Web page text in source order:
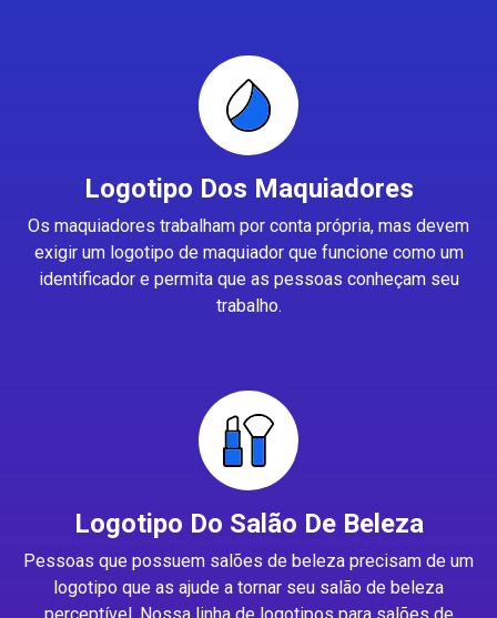
Logotipo Dos Maquiadores
Os maquiadores trabalham por conta própria, mas devem
exigir um logotipo de maquiador que funcione como um
identificador e permita que as pessoas conheçam seu
trabalho.
Logotipo Do Salão De Beleza
Pessoas que possuem salões de beleza precisam de um
logotipo que as ajude a tornar seu salão de beleza